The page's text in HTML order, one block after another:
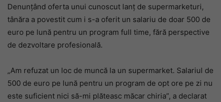
Denunțând oferta unui cunoscut lanț de supermarketuri,
tânăra a povestit cum i s-a oferit un salariu de doar 500 de
euro pe lună pentru un program full time, fără perspective
de dezvoltare profesională.
„Am refuzat un loc de muncă la un supermarket. Salariul de
500 de euro pe lună pentru un program de opt ore pe zi nu
este suficient nici să-mi plăteasc măcar chiria”, a declarat